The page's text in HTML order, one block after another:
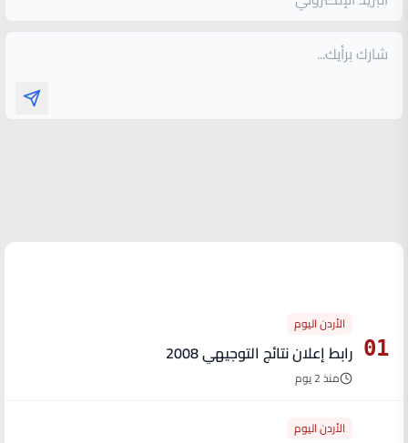
01
الأردن اليوم
رابط إعلان نتائج التوجيهي 2008
منذ 2 يوم
الأردن اليوم